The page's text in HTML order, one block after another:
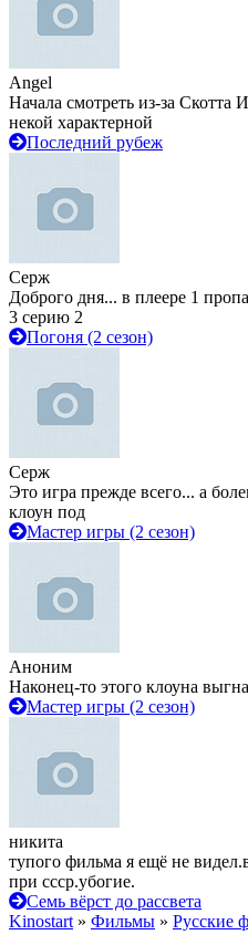
Angel
Начала смотреть из-за Скотта
некой характерной
Последний рубеж
Серж
Доброго дня... в плеере 1
3 серию 2
Погоня (2 сезон)
Серж
Это игра прежде всего... а
клоун под
Мастер игры (2 сезон)
Аноним
Наконец-то этого клоуна
Мастер игры (2 сезон)
никита
тупого фильма я ещё не
при ссср.убогие.
Семь вёрст до рассвета
Kinostart » Фильмы » Русские